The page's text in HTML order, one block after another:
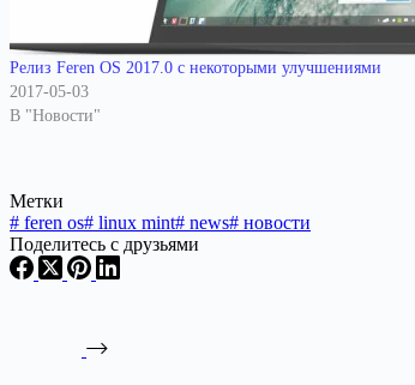
Релиз Feren OS 2017.0 с некоторыми улучшениями
2017-05-03
В "Новости"
Метки
# feren os# linux mint# news# новости
Поделитесь с друзьями